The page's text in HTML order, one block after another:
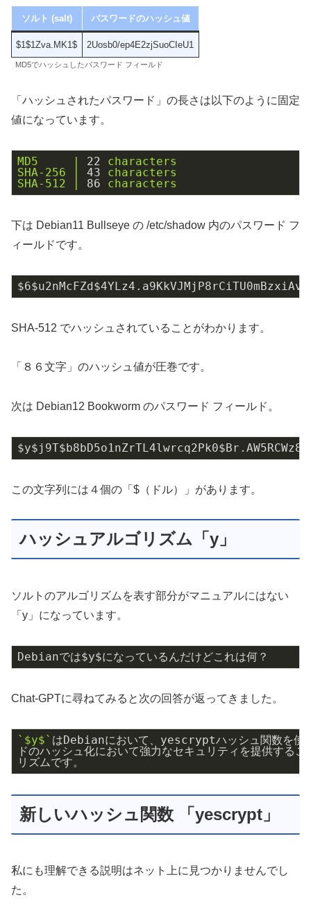
ソルト (salt) パスワードのハッシュ値
$1$1Zva.MK1$ 2Uosb0/ep4E2zjSuoCIeU1
MD5でハッシュしたパスワード フィールド
「ハッシュされたパスワード」の長さは以下のように固定
値になっています。
MD5 | 22
characters
SHA-256
43
characters
SHA-512
86 characters
下は Debian11 Bullseye の /etc/shadow 内のパスワード フ
ィールドです。
SHA-512 でハッシュされていることがわかります。
「８６文字」のハッシュ値が圧巻です。
次は Debian12 Bookworm のパスワード フィールド。
この文字列には４個の「$（ドル）」があります。
ハッシュアルゴリズム「y」
ソルトのアルゴリズムを表す部分がマニュアルにはない
「y」になっています。
Debianでは$y$になっているんだけどこれは何？
Chat-GPTに尋ねてみると次の回答が返ってきました。
`$y$` はDebianにおいて、yescryptハッシュ関数を使
ドのハッシュ化において強力なセキュリティを提供する
リズムです。
新しいハッシュ関数 「yescrypt」
私にも理解できる説明はネット上に見つかりませんでし
た。